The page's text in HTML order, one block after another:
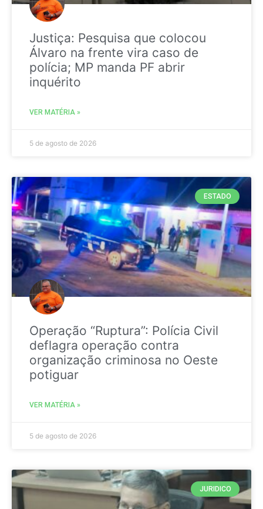
Justiça: Pesquisa que colocou
Álvaro na frente vira caso de
polícia; MP manda PF abrir
inquérito
VER MATÉRIA »
5 de agosto de 2026
ESTADO
Operação “Ruptura”: Polícia Civil
deflagra operação contra
organização criminosa no Oeste
potiguar
VER MATÉRIA »
5 de agosto de 2026
JURIDICO